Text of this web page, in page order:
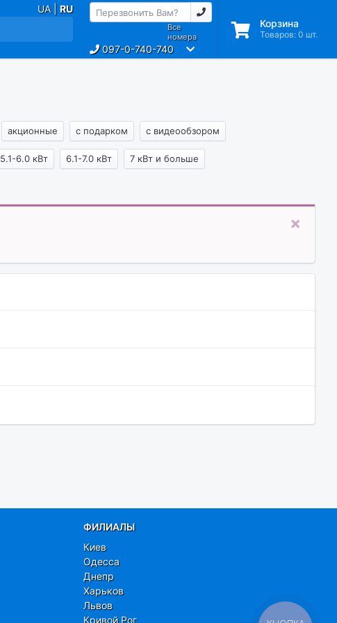
UA | RU
Все
номера
097-0-740-740
Корзина
Товаров: 0 шт.
акционные с подарком с видеообзором
5.1-6.0 кВт 6.1-7.0 кВт 7 кВт и больше
×
ФИЛИАЛЫ
Киев
Одесса
Днепр
Харьков
Львов
Кривой Рог